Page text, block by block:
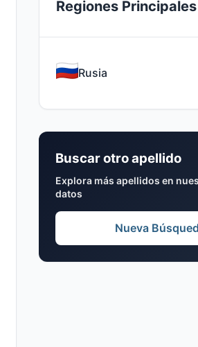
Regiones Principales
Rusia
Buscar otro apellido
Explora más apellidos en
datos
Nueva